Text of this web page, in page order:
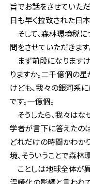
旨でお話をさせていた
日も早く拉致された日
そして、森林環境税
問をさせていただきます
まず前段になります
りますか。二千億個の
けども、我々の銀河系
です。一億個。
そうしたら、我々は
学者が言下に答えたのは
どれだけの時間かわか
境、そういうことで森
ことしは地球全体が